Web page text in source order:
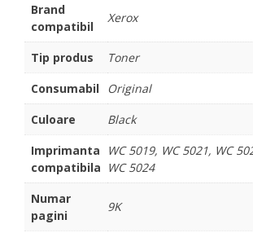
Brand
compatibil
Xerox
Tip produs
Toner
Consumabil
Original
Culoare
Black
Imprimanta
compatibila
WC 5019, WC 5021, WC
WC 5024
Numar
pagini
9K